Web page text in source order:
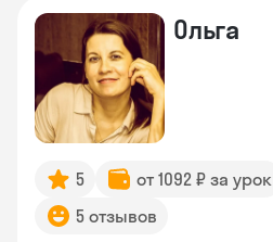
Ольга
5 от 1092 ₽ за урок
5 отзывов